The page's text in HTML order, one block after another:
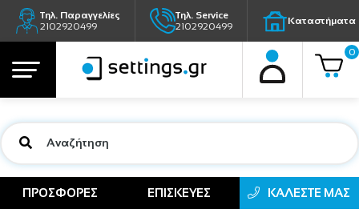
Τηλ. Παραγγελίες
2102920499
Τηλ. Service
2102920499
Καταστήματα
0
ΠΡΟΣΦΟΡΕΣ ΕΠΙΣΚΕΥΕΣ ΚΑΛΕΣΤΕ ΜΑΣ